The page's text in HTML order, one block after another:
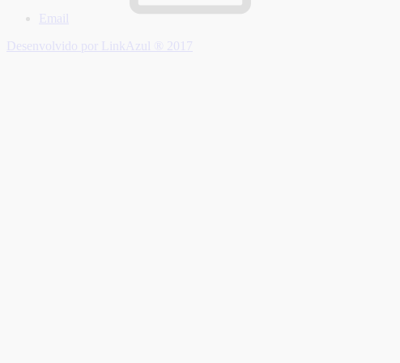
Email
Desenvolvido por LinkAzul ® 2017